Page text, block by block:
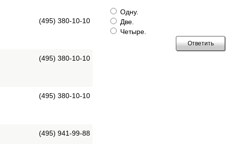
Одну.
Две.
Четыре.
(495) 380-10-10
(495) 380-10-10
(495) 380-10-10
(495) 941-99-88